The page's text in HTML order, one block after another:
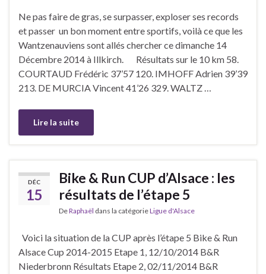
Ne pas faire de gras, se surpasser, exploser ses records
et passer un bon moment entre sportifs, voilà ce que les
Wantzenauviens sont allés chercher ce dimanche 14
Décembre 2014 à Illkirch. Résultats sur le 10 km 58.
COURTAUD Frédéric 37’57 120. IMHOFF Adrien 39’39
213. DE MURCIA Vincent 41’26 329. WALTZ …
Lire la suite
DÉC
15
Bike & Run CUP d’Alsace : les
résultats de l’étape 5
DeRaphaël dans la catégorieLigue d'Alsace
Voici la situation de la CUP après l’étape 5 Bike & Run
Alsace Cup 2014-2015 Etape 1, 12/10/2014 B&R
Niederbronn Résultats Etape 2, 02/11/2014 B&R